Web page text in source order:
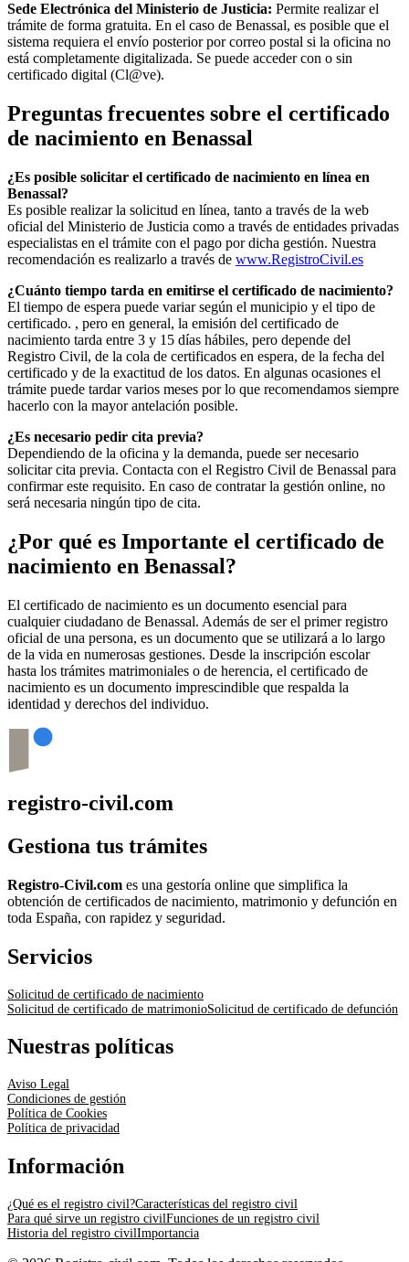
Sede Electrónica del Ministerio de Justicia: Permite realizar el
trámite de forma gratuita. En el caso de Benassal, es posible que el
sistema requiera el envío posterior por correo postal si la oficina no
está completamente digitalizada. Se puede acceder con o sin
certificado digital (Cl@ve).
Preguntas frecuentes sobre el certificado
de nacimiento en Benassal
¿Es posible solicitar el certificado de nacimiento en línea en
Benassal?
Es posible realizar la solicitud en línea, tanto a través de la web
oficial del Ministerio de Justicia como a través de entidades privadas
especialistas en el trámite con el pago por dicha gestión. Nuestra
recomendación es realizarlo a través de www.RegistroCivil.es
¿Cuánto tiempo tarda en emitirse el certificado de nacimiento?
El tiempo de espera puede variar según el municipio y el tipo de
certificado. , pero en general, la emisión del certificado de
nacimiento tarda entre 3 y 15 días hábiles, pero depende del
Registro Civil, de la cola de certificados en espera, de la fecha del
certificado y de la exactitud de los datos. En algunas ocasiones el
trámite puede tardar varios meses por lo que recomendamos siempre
hacerlo con la mayor antelación posible.
¿Es necesario pedir cita previa?
Dependiendo de la oficina y la demanda, puede ser necesario
solicitar cita previa. Contacta con el Registro Civil de Benassal para
confirmar este requisito. En caso de contratar la gestión online, no
será necesaria ningún tipo de cita.
¿Por qué es Importante el certificado de
nacimiento en Benassal ?
El certificado de nacimiento es un documento esencial para
cualquier ciudadano de Benassal. Además de ser el primer registro
oficial de una persona, es un documento que se utilizará a lo largo
de la vida en numerosas gestiones. Desde la inscripción escolar
hasta los trámites matrimoniales o de herencia, el certificado de
nacimiento es un documento imprescindible que respalda la
identidad y derechos del individuo.
registro-civil.com
Gestiona tus trámites
Registro-Civil.com es una gestoría online que simplifica la
obtención de certificados de nacimiento, matrimonio y defunción en
toda España, con rapidez y seguridad.
Servicios
Solicitud de certificado de nacimiento
Solicitud de certificado de matrimonioSolicitud de certificado de defunción
Nuestras políticas
Aviso Legal
Condiciones de gestión
Política de Cookies
Política de privacidad
Información
¿Qué es el registro civil?Características del registro civil
Para qué sirve un registro civilFunciones de un registro civil
Historia del registro civilImportancia